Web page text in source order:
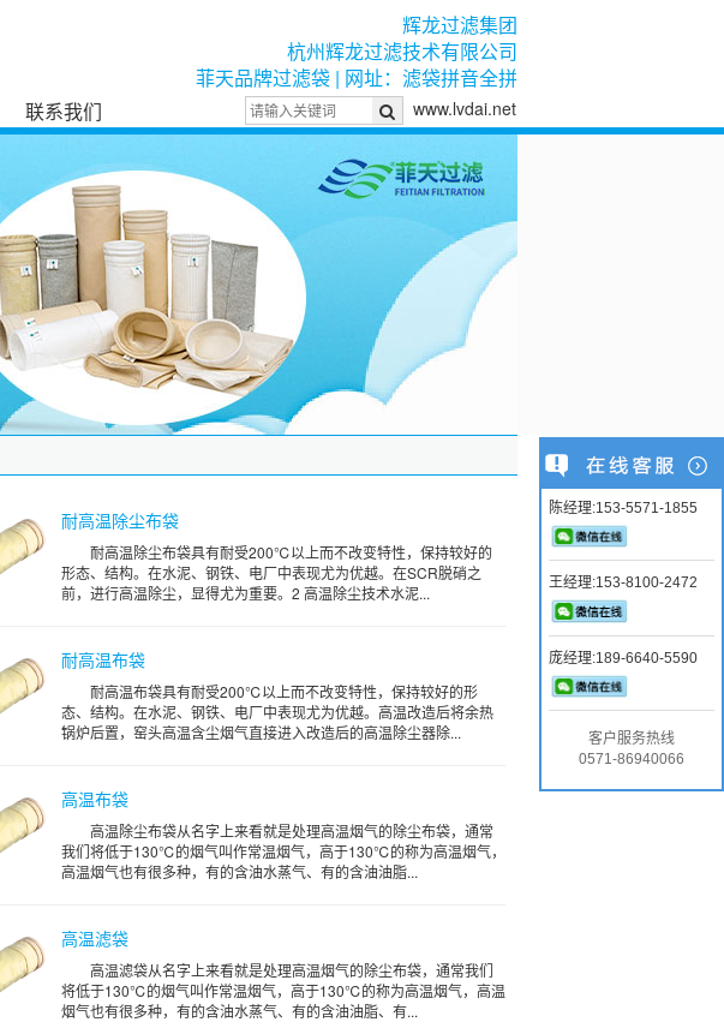
辉龙过滤集团
杭州辉龙过滤技术有限公司
菲天品牌过滤袋 | 网址：滤袋拼音全拼
联系我们 www.lvdai.net
耐高温除尘布袋
耐高温除尘布袋具有耐受200℃以上而不改变特性，保持较好的
形态、结构。在水泥、钢铁、电厂中表现尤为优越。在SCR脱硝之
前，进行高温除尘，显得尤为重要。2 高温除尘技术水泥...
耐高温布袋
耐高温布袋具有耐受200℃以上而不改变特性，保持较好的形
态、结构。在水泥、钢铁、电厂中表现尤为优越。高温改造后将余热
锅炉后置，窑头高温含尘烟气直接进入改造后的高温除尘器除...
高温布袋
高温除尘布袋从名字上来看就是处理高温烟气的除尘布袋，通常
我们将低于130℃的烟气叫作常温烟气，高于130℃的称为高温烟气，
高温烟气也有很多种，有的含油水蒸气、有的含油油脂...
高温滤袋
高温滤袋从名字上来看就是处理高温烟气的除尘布袋，通常我们
将低于130℃的烟气叫作常温烟气，高于130℃的称为高温烟气，高温
烟气也有很多种，有的含油水蒸气、有的含油油脂、有...
陈经理:153-5571-1855
王经理:153-8100-2472
庞经理:189-6640-5590
客户服务热线
0571-86940066